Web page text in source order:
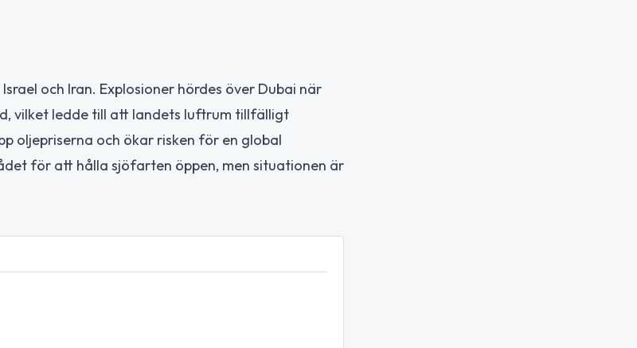
och Iran. Explosioner hördes över Dubai när
vilket ledde till att landets luftrum tillfälligt
oljepriserna och ökar risken för en global
för att hålla sjöfarten öppen, men situationen är